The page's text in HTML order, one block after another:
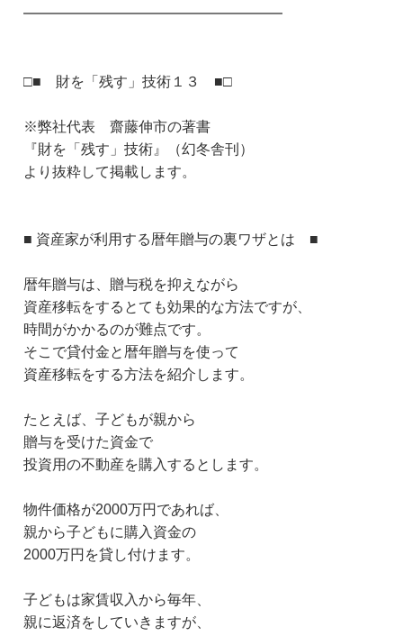
━━━━━━━━━━━━━━━━━━
□■ 財を「残す」技術１３ ■□
※弊社代表 齋藤伸市の著書
『財を「残す」技術』（幻冬舎刊）
より抜粋して掲載します。
■ 資産家が利用する暦年贈与の裏ワザとは ■
暦年贈与は、贈与税を抑えながら
資産移転をするとても効果的な方法ですが、
時間がかかるのが難点です。
そこで貸付金と暦年贈与を使って
資産移転をする方法を紹介します。
たとえば、子どもが親から
贈与を受けた資金で
投資用の不動産を購入するとします。
物件価格が2000万円であれば、
親から子どもに購入資金の
2000万円を貸し付けます。
子どもは家賃収入から毎年、
親に返済をしていきますが、